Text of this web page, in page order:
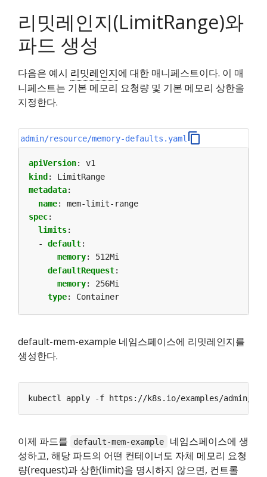
리밋레인지(LimitRange)와
파드 생성
다음은 예시 리밋레인지에 대한 매니페스트이다. 이 매
니페스트는 기본 메모리 요청량 및 기본 메모리 상한을
지정한다.
admin/resource/memory-defaults.yaml
apiVersion:
v1
kind :
LimitRange
metadata:
name:
mem-limit-range
spec:
limits:
- default:
memory:
512Mi
defaultRequest:
memory:
256Mi
type: Container
default-mem-example 네임스페이스에 리밋레인지를
생성한다.
kubectl apply -f https://k8s.io/examples/admin/
이제 파드를 default-mem-example
네임스페이스에 생
성하고, 해당 파드의 어떤 컨테이너도 자체 메모리 요청
량(request)과 상한(limit)을 명시하지 않으면, 컨트롤